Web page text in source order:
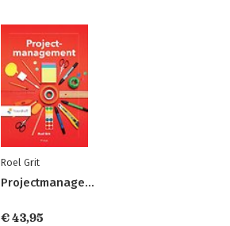
Roel Grit
Projectmanagement
€ 43,95